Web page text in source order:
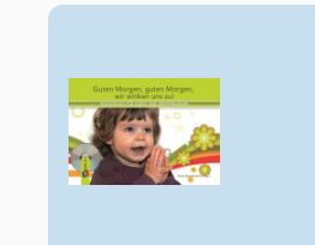
Guten Morgen, guten